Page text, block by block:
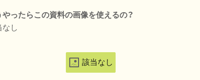
やったらこの資料の画像を使えるの？
なし
該当なし